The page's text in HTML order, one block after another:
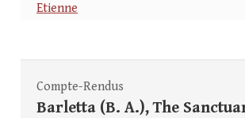
Etienne
Compte-Rendus
Barletta (B. A.), The